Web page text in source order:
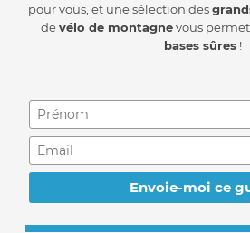
pour vous, et une sélection des
devélo de montagnevous
bases sûres!